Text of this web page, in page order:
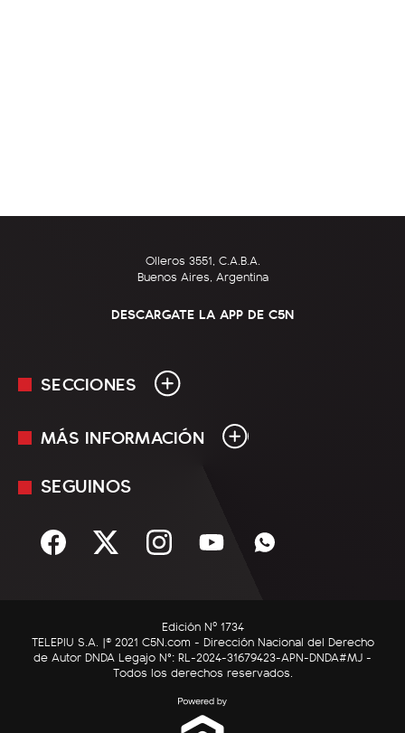
Olleros 3551, C.A.B.A.
Buenos Aires, Argentina
DESCARGATE LA APP DE C5N
SECCIONES
En Vivo
Sociedad
C5N Autos
RatingCero
MÁS INFORMACIÓN
Mediakit
Términos y condiciones
SEGUINOS
Edición Nº 1734
TELEPIU S.A. |© 2021 C5N.com - Dirección Nacional del Derecho
de Autor DNDA Legajo N°: RL-2024-31679423-APN-DNDA#MJ -
Todos los derechos reservados.